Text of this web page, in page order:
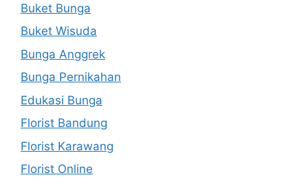
Buket Bunga
Buket Wisuda
Bunga Anggrek
Bunga Pernikahan
Edukasi Bunga
Florist Bandung
Florist Karawang
Florist Online